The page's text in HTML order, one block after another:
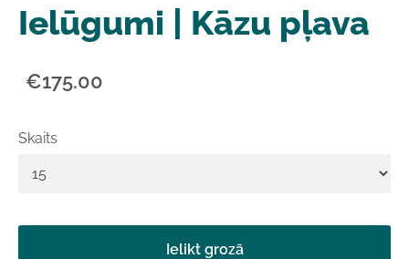
Ielūgumi | Kāzu pļava
€175.00
Skaits
Ielikt grozā